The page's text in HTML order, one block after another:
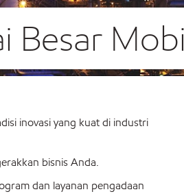
Besar
inovasi yang kuat di industri
bisnis Anda.
dan layanan pengadaan